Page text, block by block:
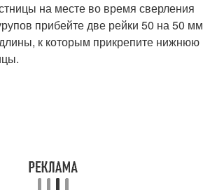
на месте во время сверления
прибейте две рейки 50 на 50 мм
к которым прикрепите нижнюю